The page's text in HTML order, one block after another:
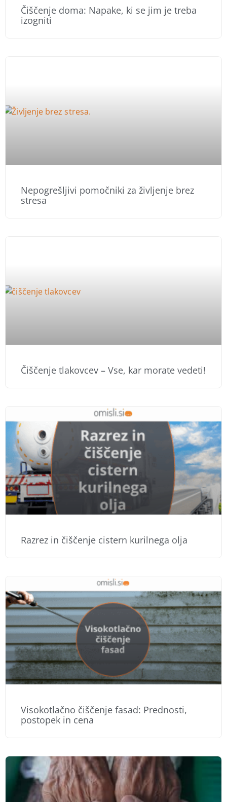
Čiščenje doma: Napake, ki se jim je treba
izogniti
Nepogrešljivi pomočniki za življenje brez
stresa
Čiščenje tlakovcev – Vse, kar morate vedeti!
Razrez in čiščenje cistern kurilnega olja
Visokotlačno čiščenje fasad: Prednosti,
postopek in cena